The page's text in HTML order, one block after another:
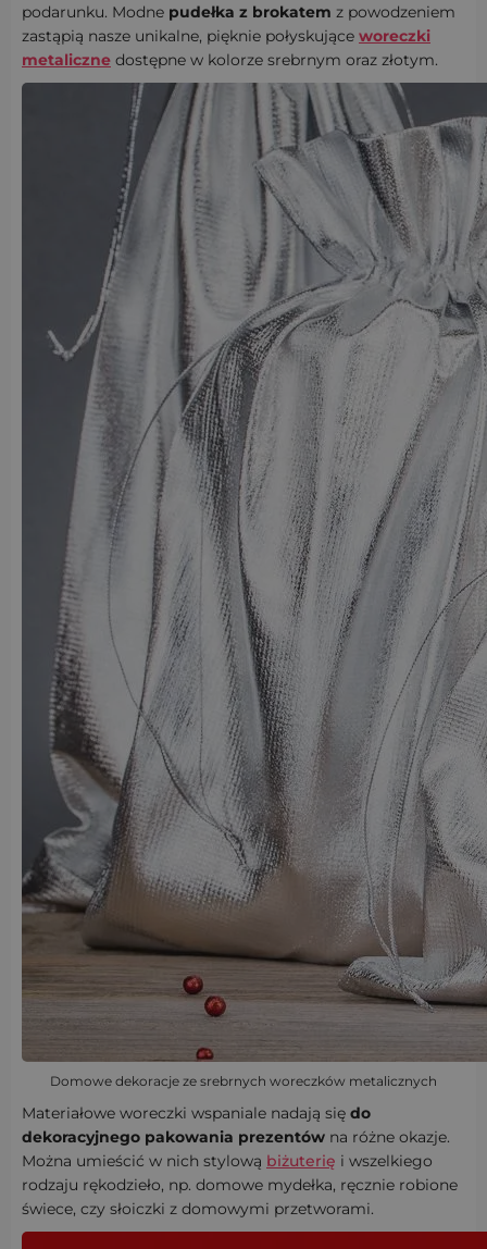
podarunku. Modne pudełka z brokatem z powodzeniem
zastąpią nasze unikalne, pięknie połyskujące woreczki
metaliczne dostępne w kolorze srebrnym oraz złotym.
Domowe dekoracje ze srebrnych woreczków metalicznych
Materiałowe woreczki wspaniale nadają się do
dekoracyjnego pakowania prezentów na różne okazje.
Można umieścić w nich stylową biżuterię i wszelkiego
rodzaju rękodzieło, np. domowe mydełka, ręcznie robione
świece, czy słoiczki z domowymi przetworami.